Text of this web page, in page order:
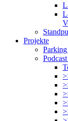
Projekte